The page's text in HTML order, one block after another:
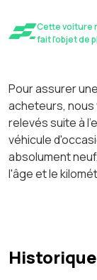
Cette voiture
fait l'objet de
Pour assurer
acheteurs,
relevés suite à
véhicule
absolument
l'âge et le